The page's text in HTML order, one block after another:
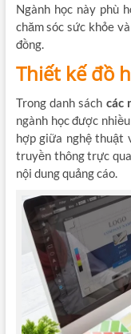
Ngành học này phù
chăm sóc sức khỏe
đồng.
Thiết kế đồ
Trong danh sách các
ngành học được
hợp giữa nghệ thuật
truyền thông trực
nội dung quảng cáo.